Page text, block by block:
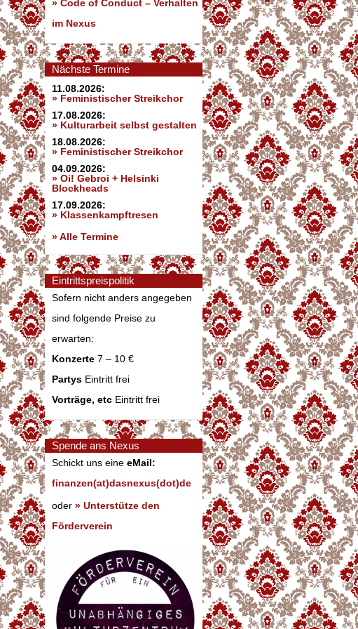
» Code of Conduct – Verhalten
im Nexus
Nächste Termine
11.08.2026:
» Feministischer Streikchor
17.08.2026:
» Kulturarbeit selbst gestalten
18.08.2026:
» Feministischer Streikchor
04.09.2026:
» Oi! Gebroi + Helsinki
Blockheads
17.09.2026:
» Klassenkampftresen
» Alle Termine
Eintrittspreispolitik
Sofern nicht anders angegeben
sind folgende Preise zu
erwarten:
Konzerte 7 – 10 €
Partys Eintritt frei
Vorträge, etc Eintritt frei
Spende ans Nexus
Schickt uns eine eMail:
finanzen(at)dasnexus(dot)de
oder » Unterstütze den
Förderverein